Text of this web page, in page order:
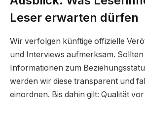
Leser erwarten dürfen
Wir verfolgen künftige offizielle
und Interviews aufmerksam.
Informationen zum
werden wir diese transparent und
einordnen. Bis dahin gilt: Qualität